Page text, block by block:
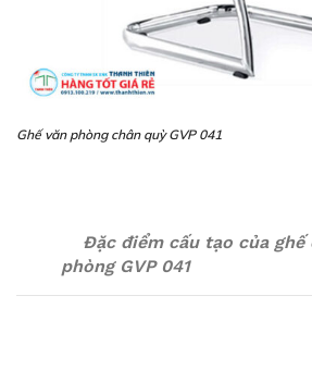
Ghế văn phòng chân quỳ GVP 041
Đặc điểm cấu tạo của ghế
phòng GVP 041